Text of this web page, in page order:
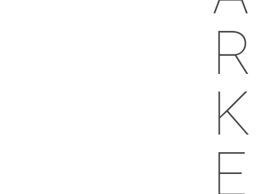
R
K
E